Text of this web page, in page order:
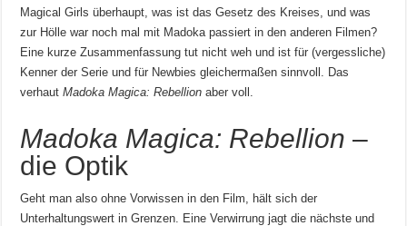
Magical Girls überhaupt, was ist das Gesetz des Kreises, und was
zur Hölle war noch mal mit Madoka passiert in den anderen Filmen?
Eine kurze Zusammenfassung tut nicht weh und ist für (vergessliche)
Kenner der Serie und für Newbies gleichermaßen sinnvoll. Das
verhautMadoka Magica: Rebellionaber voll.
Madoka Magica: Rebellion–
die Optik
Geht man also ohne Vorwissen in den Film, hält sich der
Unterhaltungswert in Grenzen. Eine Verwirrung jagt die nächste und